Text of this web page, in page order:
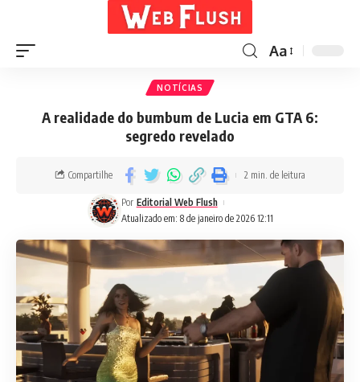
Aa
NOTÍCIAS
A realidade do bumbum de Lucia em GTA 6:
segredo revelado
Atualizado em: 8 de janeiro de 2026 12:11
Por Editorial Web Flush
Compartilhe 2 min. de leitura